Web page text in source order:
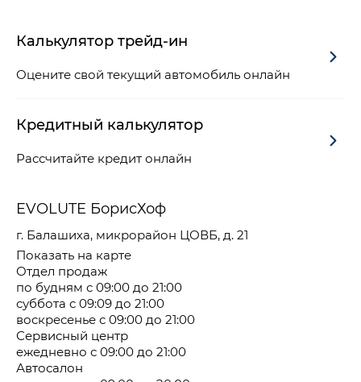
Калькулятор трейд-ин
Оцените свой текущий автомобиль онлайн
Кредитный калькулятор
Рассчитайте кредит онлайн
EVOLUTE БорисХоф
г. Балашиха, микрорайон ЦОВБ, д. 21
Показать на карте
Отдел продаж
по будням с 09:00 до 21:00
суббота с 09:09 до 21:00
воскресенье с 09:00 до 21:00
Сервисный центр
ежедневно с 09:00 до 21:00
Автосалон